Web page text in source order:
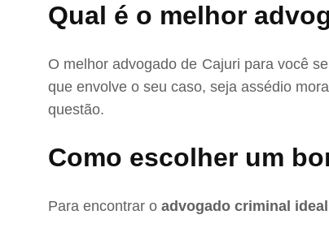
Qual é o melhor
O melhor advogado de Cajuri para você
que envolve o seu caso, seja assédio
questão.
Como escolher um
Para encontrar o advogado criminal